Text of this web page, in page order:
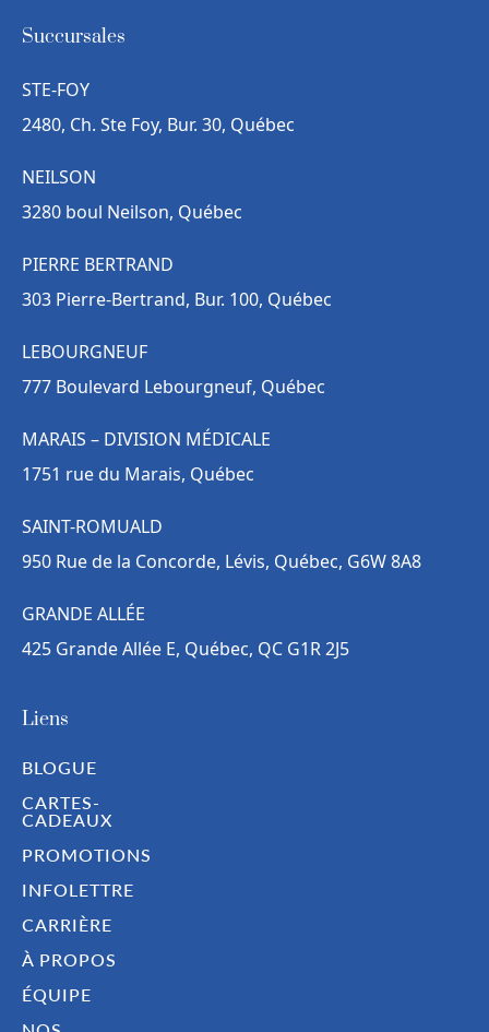
Succursales
STE-FOY
2480, Ch. Ste Foy, Bur. 30, Québec
NEILSON
3280 boul Neilson, Québec
PIERRE BERTRAND
303 Pierre-Bertrand, Bur. 100, Québec
LEBOURGNEUF
777 Boulevard Lebourgneuf, Québec
MARAIS – DIVISION MÉDICALE
1751 rue du Marais, Québec
SAINT-ROMUALD
950 Rue de la Concorde, Lévis, Québec, G6W 8A8
GRANDE ALLÉE
425 Grande Allée E, Québec, QC G1R 2J5
Liens
BLOGUE
CARTES-
CADEAUX
PROMOTIONS
INFOLETTRE
CARRIÈRE
À PROPOS
ÉQUIPE